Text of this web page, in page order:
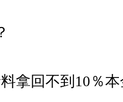
拿回不到10％本